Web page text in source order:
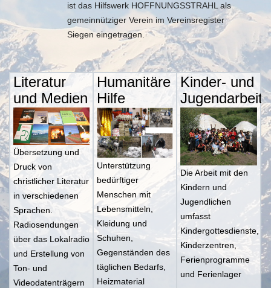
ist das Hilfswerk HOFFNUNGSSTRAHL als
gemeinnütziger Verein im Vereinsregister
Siegen eingetragen.
Literatur
und Medien
Übersetzung und
Druck von
christlicher Literatur
in verschiedenen
Sprachen.
Radiosendungen
über das Lokalradio
und Erstellung von
Ton- und
Videodatenträgern
Humanitäre
Hilfe
Unterstützung
bedürftiger
Menschen mit
Lebensmitteln,
Kleidung und
Schuhen,
Gegenständen des
täglichen Bedarfs,
Heizmaterial
Kinder- und
Jugendarbeit
Die Arbeit mit den
Kindern und
Jugendlichen
umfasst
Kindergottesdienste,
Kinderzentren,
Ferienprogramme
und Ferienlager